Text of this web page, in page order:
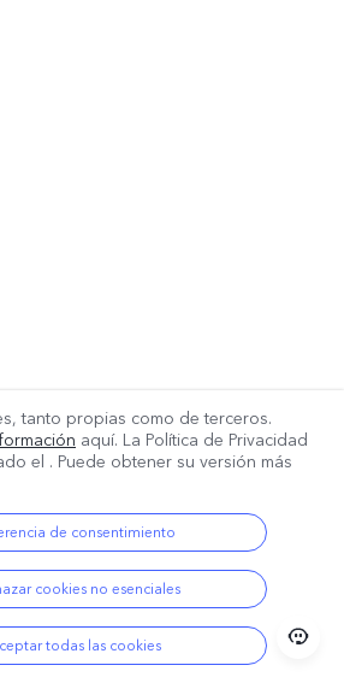
tanto propias como de terceros.
aquí. La Política de Privacidad
el . Puede obtener su versión más
de consentimiento
cookies no esenciales
todas las cookies